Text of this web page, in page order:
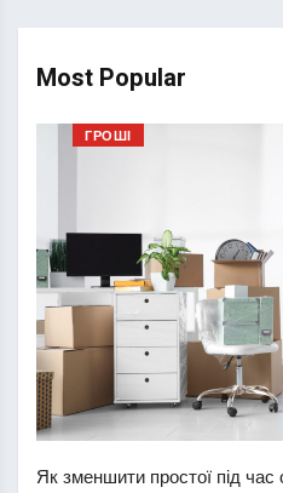
Most Popular
ГРОШІ
Як зменшити простої під час